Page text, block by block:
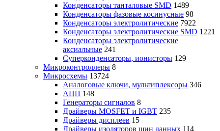
Конденсаторы танталовые SMD 1489
Конденсаторы фазовые косинусные 98
Конденсаторы электролитические 7922
Конденсаторы электролитические SMD 1221
Конденсаторы электролитические
аксиальные 241
Суперконденсаторы, ионисторы 129
Микроконтроллеры 8
Микросхемы 13724
Аналоговые ключи, мультиплексоры 346
АЦП 148
Генераторы сигналов 8
Драйверы MOSFET и IGBT 235
Драйверы дисплеев 15
Драйверы изоляторов шин данных 114